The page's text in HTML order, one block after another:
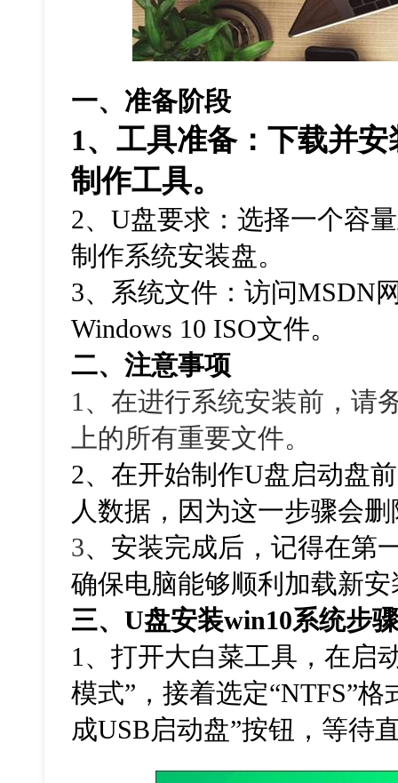
一、准备阶段
1、工具准备：下载并安
制作工具。
2、U盘要求：选择一个容
制作系统安装盘。
3、系统文件：访问MSDN
Windows 10 ISO文件。
二、注意事项
1、在进行系统安装前，请
上的所有重要文件。
2、在开始制作U盘启动盘
人数据，因为这一步骤会
3、安装完成后，记得在第
确保电脑能够顺利加载新
三、U盘安装win10系统步
1、打开大白菜工具，在启
模式”，接着选定“NTFS”
成USB启动盘”按钮，等待